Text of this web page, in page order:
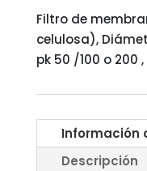
Filtro de
celulosa),
pk 50 /100 o 200
Información
Descripción